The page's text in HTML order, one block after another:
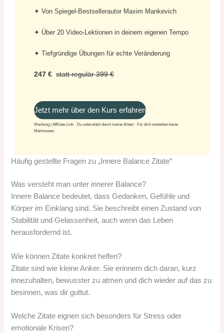
✦ Von Spiegel-Bestsellerautor Maxim Mankevich
✦ Über 20 Video-Lektionen in deinem eigenen Tempo
✦ Tiefgründige Übungen für echte Veränderung
247 € statt regulär 399 €
Jetzt mehr über den Kurs erfahren
Werbung | Affiliate-Link · Du unterstützt damit meine Arbeit · Für dich entstehen keine
Mehrkosten
Häufig gestellte Fragen zu „Innere Balance Zitate“
Was versteht man unter innerer Balance?
Innere Balance bedeutet, dass Gedanken, Gefühle und
Körper im Einklang sind. Sie beschreibt einen Zustand von
Stabilität und Gelassenheit, auch wenn das Leben
herausfordernd ist.
Wie können Zitate konkret helfen?
Zitate sind wie kleine Anker. Sie erinnern dich daran, kurz
innezuhalten, bewusster zu atmen und dich wieder auf das zu
besinnen, was dir guttut.
Welche Zitate eignen sich besonders für Stress oder
emotionale Krisen?